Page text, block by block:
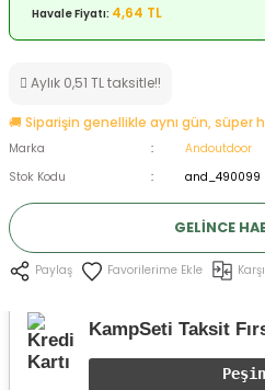
Mermisi
Havale Fiyatı: 4,64 TL
Aylık 0,51 TL taksitle!!
🚚 Siparişin genellikle aynı gün, süper
Marka
Andoutdoor
Stok Kodu
and_490099
GELINCE
Paylaş
KampSeti Taksit